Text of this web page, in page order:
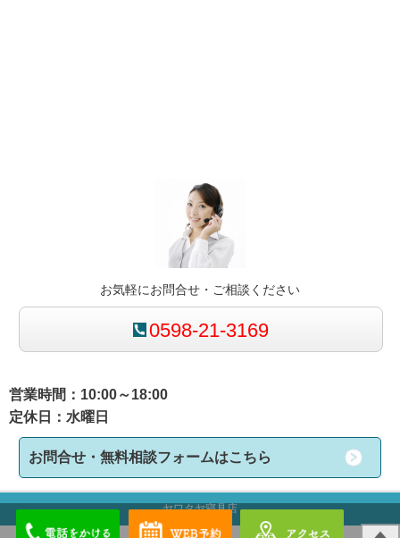
来店予約は アクセスは
お気軽にお問合せ・ご相談ください
0598-21-3169
営業時間：10:00～18:00
定休日：水曜日
お問合せ・無料相談フォームはこちら
ヤワタヤ寝具店